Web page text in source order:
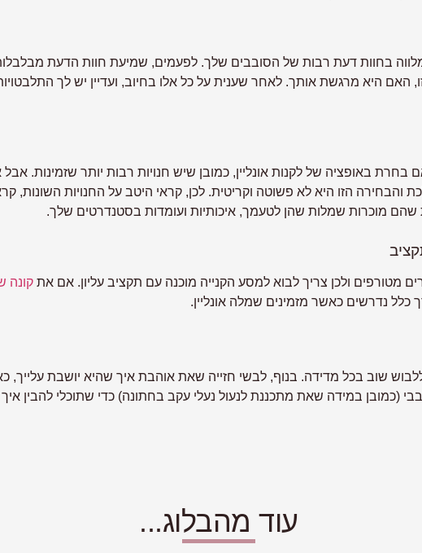
בחוות דעת רבות של הסובבים שלך. לפעמים, שמיעת חוות הדעת
היא מרגשת אותך. לאחר שענית על כל אלו בחיוב, ועדיין יש לך
באופציה של לקנות אונליין, כמובן שיש חנויות רבות יותר שזמינות.
והבחירה הזו היא לא פשוטה וקריטית. לכן, קראי היטב על החנויות השונות,
שהם מוכרות שמלות שהן לטעמך, איכותיות ועומדות בסטנדרטים שלך.
מטורפים ולכן צריך לבוא למסע הקנייה מוכנה עם תקציב עליון. אם את קונה
נדרשים כאשר מזמינים שמלה אונליין.
שוב בכל מדידה. בנוף, לבשי חזייה שאת אוהבת איך שהיא יושבת עלייך,
(כמובן במידה שאת מתכננת לנעול נעלי עקב בחתונה) כדי שתוכלי להבין
עוד מהבלוג...